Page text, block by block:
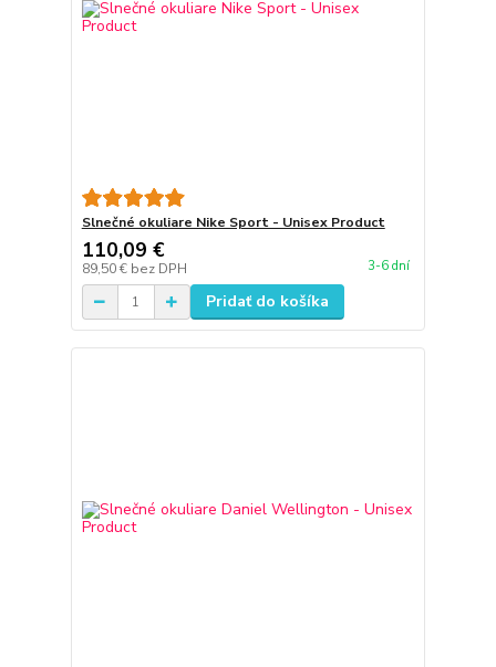
Slnečné okuliare Nike Sport - Unisex Product
110,09 €
89,50 € bez DPH 3-6 dní
Pridať do košíka